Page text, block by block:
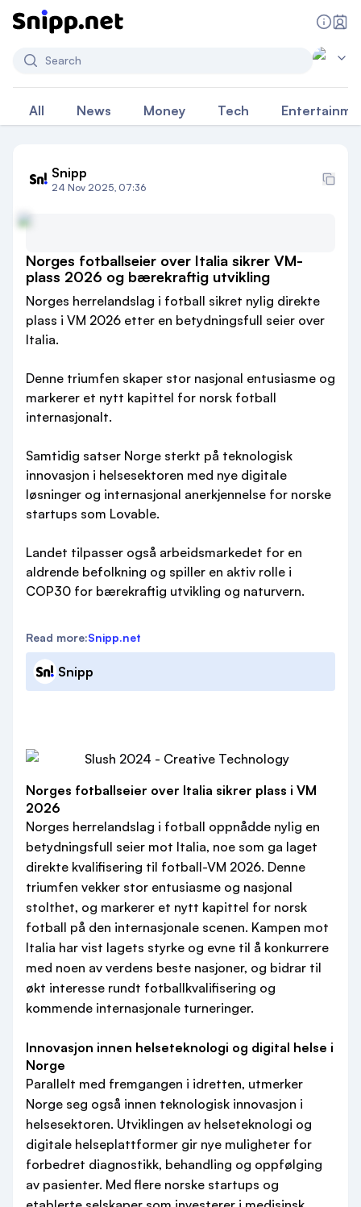
Search
All News Money Tech
Snipp
24 Nov 2025, 07:36
Norges fotballseier over Italia sikrer VM-
plass 2026 og bærekraftig utvikling
Norges herrelandslag i fotball sikret nylig direkte
plass i VM 2026 etter en betydningsfull seier over
Italia.
Denne triumfen skaper stor nasjonal entusiasme og
markerer et nytt kapittel for norsk fotball
internasjonalt.
Samtidig satser Norge sterkt på teknologisk
innovasjon i helsesektoren med nye digitale
løsninger og internasjonal anerkjennelse for norske
startups som Lovable.
Landet tilpasser også arbeidsmarkedet for en
aldrende befolkning og spiller en aktiv rolle i
COP30 for bærekraftig utvikling og naturvern.
Read more:Snipp.net
Snipp
Norges fotballseier over Italia sikrer plass i VM
2026
Norges herrelandslag i fotball oppnådde nylig en
betydningsfull seier mot Italia, noe som ga laget
direkte kvalifisering til fotball-VM 2026. Denne
triumfen vekker stor entusiasme og nasjonal
stolthet, og markerer et nytt kapittel for norsk
fotball på den internasjonale scenen. Kampen mot
Italia har vist lagets styrke og evne til å konkurrere
med noen av verdens beste nasjoner, og bidrar til
økt interesse rundt fotballkvalifisering og
kommende internasjonale turneringer.
Innovasjon innen helseteknologi og digital helse i
Norge
Parallelt med fremgangen i idretten, utmerker
Norge seg også innen teknologisk innovasjon i
helsesektoren. Utviklingen av helseteknologi og
digitale helseplattformer gir nye muligheter for
forbedret diagnostikk, behandling og oppfølging
av pasienter. Med flere norske startups og